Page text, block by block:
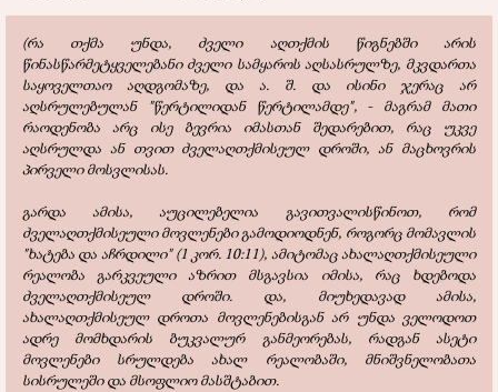
(რა თქმა უნდა, ძველი აღთქმის წიგნებში არის
წინასწარმეტყველებანი ძველი სამყაროს აღსასრულზე, მკვდართა
საყოველთაო აღდგომაზე, და ა. შ. და ისინი ჯერაც არ
აღსრულებულან "წერტილიდან წერტილამდე", - მაგრამ მათი
რაოდენობა არც ისე ბევრია იმასთან შედარებით, რაც უკვე
აღსრულდა ან თვით ძველაღთქმისეულ დროში, ან მაცხოვრის
პირველი მოსვლისას.
გარდა ამისა, აუცილებელია გავითვალისწინოთ, რომ
ძველაღთქმისეული მოვლენები გამოდიოდნენ, როგორც მომავლის
"ხატება და აჩრდილი" (1 კორ. 10:11), ამიტომაც ახალაღთქმისეული
რეალობა გარკვეული აზრით მსგავსია იმისა, რაც ხდებოდა
ძველაღთქმისეულ დროში. და, მიუხედავად ამისა,
ახალაღთქმისეულ დროთა მოვლენებისგან არ უნდა ველოდოთ
ადრე მომხდარის ბუკვალურ განმეორებას, რადგან ასეტი
მოვლენები სრულდება ახალ რეალობაში, მნიშვნელობათა
სისრულეში და მსოფლიო მასშტაბით.